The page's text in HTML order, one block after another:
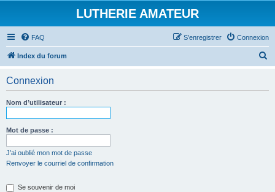
LUTHERIE AMATEUR
FAQ Connexion
S’enregistrer
Index du forum
Connexion
Nom d’utilisateur :
Mot de passe :
J’ai oublié mon mot de passe
Renvoyer le courriel de confirmation
Se souvenir de moi